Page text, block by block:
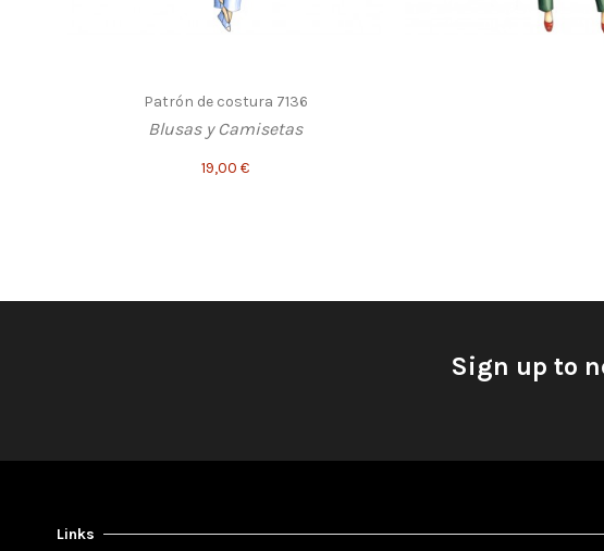
Patrón de costura 7136
Blusas y Camisetas
19,00 €
Sign up to
Links